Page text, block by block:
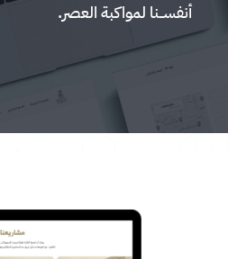
أنفســنا لمواكبة العصر.